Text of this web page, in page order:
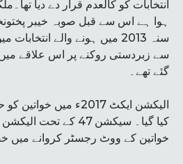
انتخابات کو کالعدم قرار دے دیا
ہوا ہے اس سے قبل صوبہ خیبر
سنہ 2013 میں ہونے والے
سے زبردستی روکنے پر اس علاقے میں
گئے تھے۔
الیکشن ایکٹ 2017ء
کیا گیا۔ سیکشن 47 کے
خواتین کے ووٹ رجسٹر کروانے میں